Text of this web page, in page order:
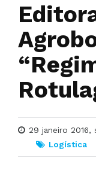
29 janeiro 2016,
Logística